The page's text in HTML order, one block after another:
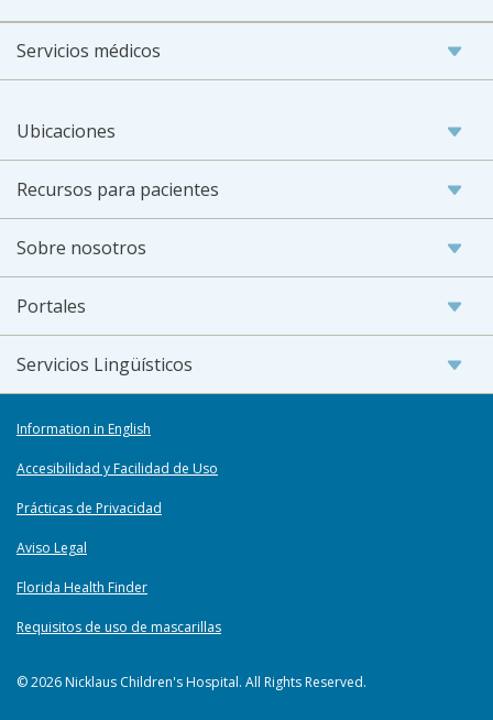
Servicios médicos
Ubicaciones
Recursos para pacientes
Sobre nosotros
Portales
Servicios Lingüísticos
Information in English
Accesibilidad y Facilidad de Uso
Prácticas de Privacidad
Aviso Legal
Florida Health Finder
Requisitos de uso de mascarillas
© 2026 Nicklaus Children's Hospital. All Rights Reserved.